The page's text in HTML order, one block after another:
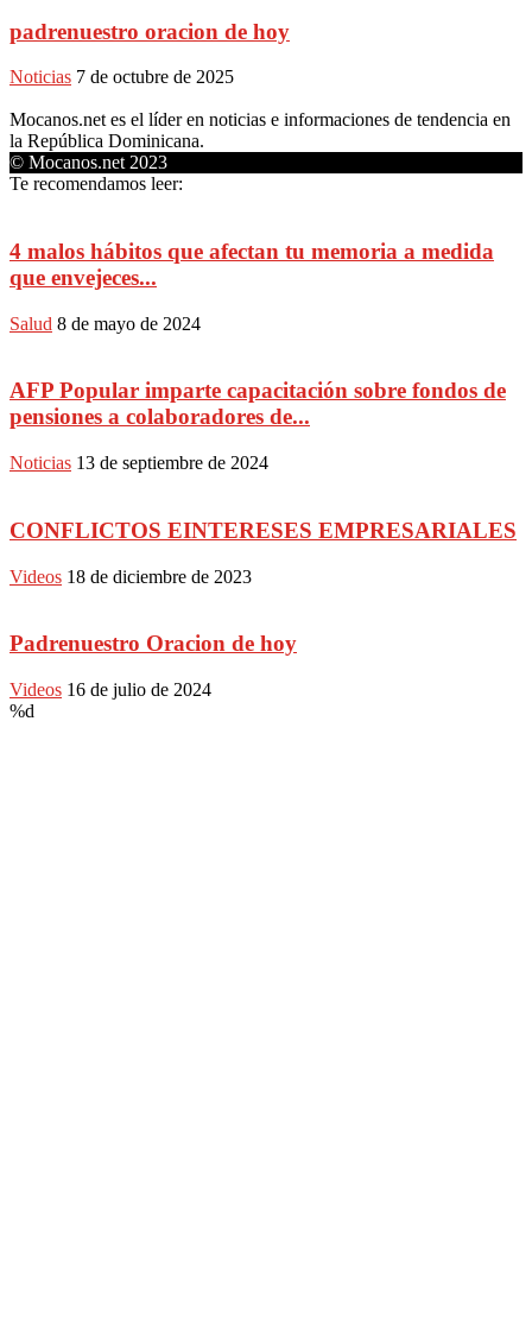
padrenuestro oracion de hoy
Noticias 7 de octubre de 2025
Mocanos.net es el líder en noticias e informaciones de tendencia en
la República Dominicana.
© Mocanos.net 2023
Te recomendamos leer:
4 malos hábitos que afectan tu memoria a medida
que envejeces...
Salud 8 de mayo de 2024
AFP Popular imparte capacitación sobre fondos de
pensiones a colaboradores de...
Noticias 13 de septiembre de 2024
CONFLICTOS EINTERESES EMPRESARIALES
Videos 18 de diciembre de 2023
Padrenuestro Oracion de hoy
Videos 16 de julio de 2024
%d